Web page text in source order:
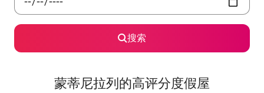
搜索
蒙蒂尼拉列的高评分度假屋